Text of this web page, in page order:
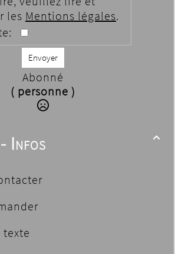
les Mentions légales.
Envoyer
Abonné
( personne )

Infos
texte